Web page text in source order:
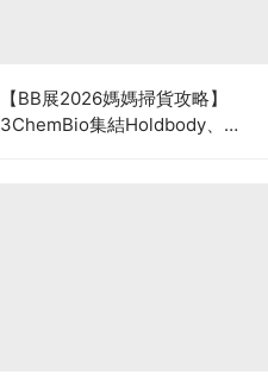
【BB展2026媽媽掃貨攻略】
3ChemBio集結Holdbody、